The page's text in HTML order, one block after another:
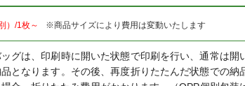
）/1枚～ ※商品サイズにより費用は変動いたします
グは、印刷時に開いた状態で印刷を行い、通常は開
となります。その後、再度折りたたんだ状態での納